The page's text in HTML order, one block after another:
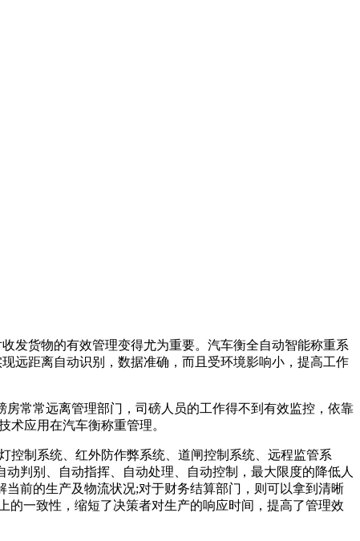
发货物的有效管理变得尤为重要。汽车衡全自动智能称重系
远距离自动识别，数据准确，而且受环境影响小，提高工作
常常远离管理部门，司磅人员的工作得不到有效监控，依靠
术应用在汽车衡称重管理。
制系统、红外防作弊系统、道闸控制系统、远程监管系
判别、自动指挥、自动处理、自动控制，最大限度的降低人
前的生产及物流状况;对于财务结算部门，则可以拿到清晰
的一致性，缩短了决策者对生产的响应时间，提高了管理效